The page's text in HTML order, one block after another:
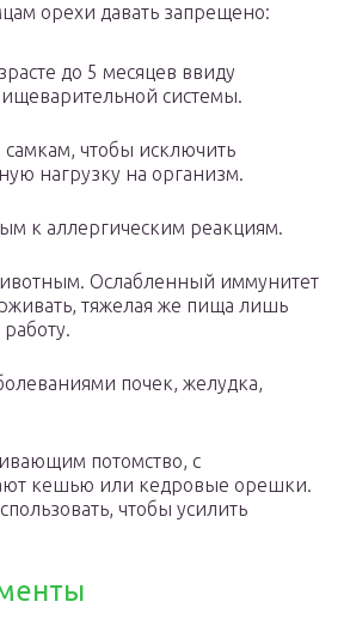
орехи давать запрещено:
до 5 месяцев ввиду
системы.
чтобы исключить
нагрузку на организм.
к аллергическим реакциям.
Ослабленный иммунитет
тяжелая же пища лишь
почек, желудка,
потомство, с
кешью или кедровые орешки.
чтобы усилить